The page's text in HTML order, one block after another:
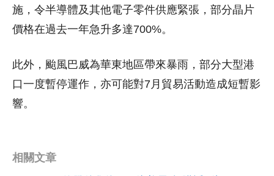
施，令半導體及其他電子零件供應緊張，部分晶片
價格在過去一年急升多達700%。
此外，颱風巴威為華東地區帶來暴雨，部分大型港
口一度暫停運作，亦可能對7月貿易活動造成短暫影
響。
相關文章